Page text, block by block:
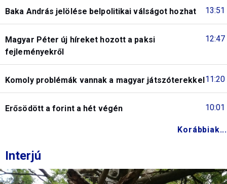
13:51
Baka András jelölése belpolitikai válságot hozhat
12:47
Magyar Péter új híreket hozott a paksi
fejleményekről
11:20
Komoly problémák vannak a magyar játszóterekkel
10:01
Erősödött a forint a hét végén
Korábbiak...
Interjú